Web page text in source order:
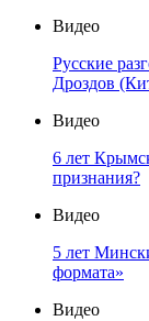
Видео
Русские
Дроздов
Видео
6 лет
признания?
Видео
5 лет
формата»
Видео